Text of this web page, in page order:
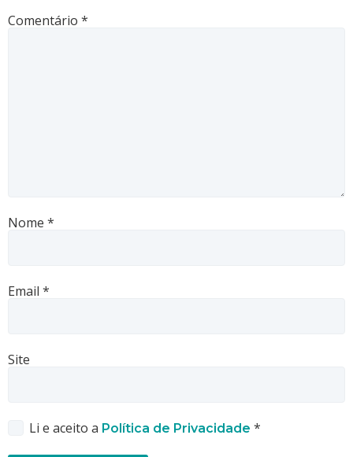
Comentário *
Nome *
Email *
Site
Li e aceito a Política de Privacidade *